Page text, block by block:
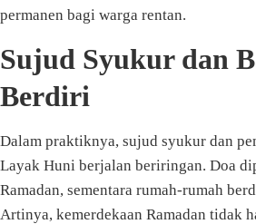
permanen bagi warga rentan.
Sujud Syukur dan
Berdiri
Dalam praktiknya, sujud syukur dan
Layak Huni berjalan beriringan. Doa
Ramadan, sementara rumah-rumah
Artinya, kemerdekaan Ramadan tidak